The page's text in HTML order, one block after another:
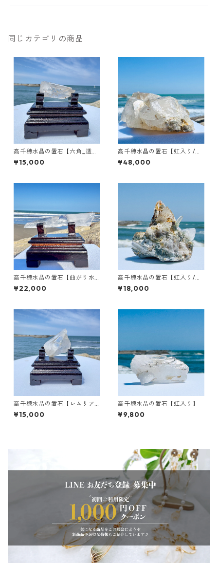
同じカテゴリの商品
高千穂水晶の置石【六角_透明
_虹入り】
¥15,000
高千穂水晶の置石【虹入り/特
大クラスター】
¥48,000
高千穂水晶の置石【曲がり水
晶/透明/レムリアンシード】
¥22,000
高千穂水晶の置石【虹入り/草
入り/母岩付き】
¥18,000
高千穂水晶の置石【レムリア
ンシードあり_ツヤ輝き_小さ
な虹入り】
¥15,000
高千穂水晶の置石【虹入り】
¥9,800